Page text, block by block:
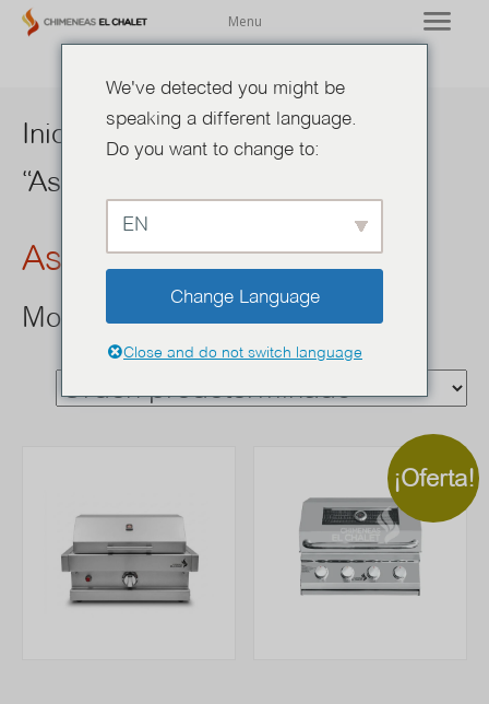
Menu
Inicio
/ Productos etiquetados
“Asado”
Asado
Mostrando los 26 resultados
¡Oferta!
We've detected you might be
speaking a different language.
Do you want to change to:
EN
Change Language
Close and do not switch language